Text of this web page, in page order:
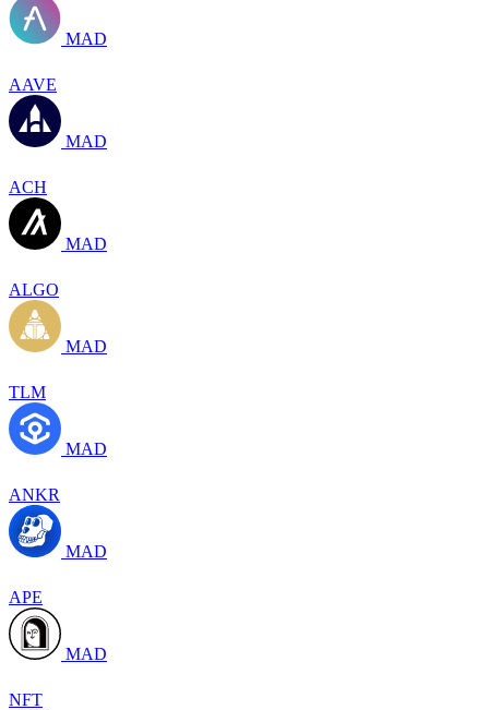
MAD
AAVE
MAD
ACH
MAD
ALGO
MAD
TLM
MAD
ANKR
MAD
APE
MAD
NFT